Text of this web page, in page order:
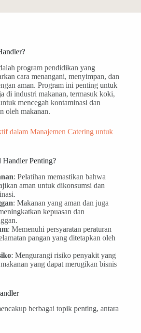
program pendidikan yang
cara menangani, menyimpan, dan
aman. Program ini penting untuk
di industri makanan, termasuk koki,
mencegah kontaminasi dan
oleh makanan.
dalam Manajemen Catering untuk
Handler Penting?
: Pelatihan memastikan bahwa
aman untuk dikonsumsi dan
: Makanan yang aman dan juga
kepuasan dan
: Memenuhi persyaratan peraturan
pangan yang ditetapkan oleh
: Mengurangi risiko penyakit yang
yang dapat merugikan bisnis
berbagai topik penting, antara